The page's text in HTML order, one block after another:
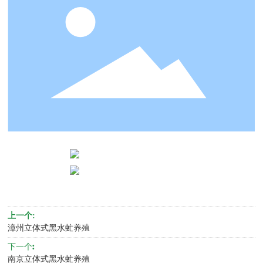
上一个:
漳州立体式黑水虻养殖
下一个:
南京立体式黑水虻养殖